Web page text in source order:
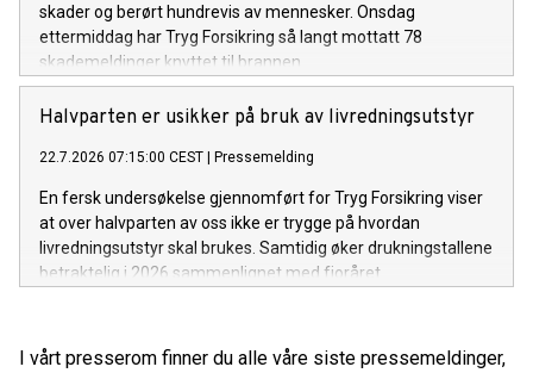
skader og berørt hundrevis av mennesker. Onsdag
ettermiddag har Tryg Forsikring så langt mottatt 78
skademeldinger knyttet til brannen.
Halvparten er usikker på bruk av livredningsutstyr
22.7.2026 07:15:00 CEST | Pressemelding
En fersk undersøkelse gjennomført for Tryg Forsikring viser
at over halvparten av oss ikke er trygge på hvordan
livredningsutstyr skal brukes. Samtidig øker drukningstallene
betraktelig i 2026 sammenlignet med fjoråret.
I vårt presserom finner du alle våre siste pressemeldinger,